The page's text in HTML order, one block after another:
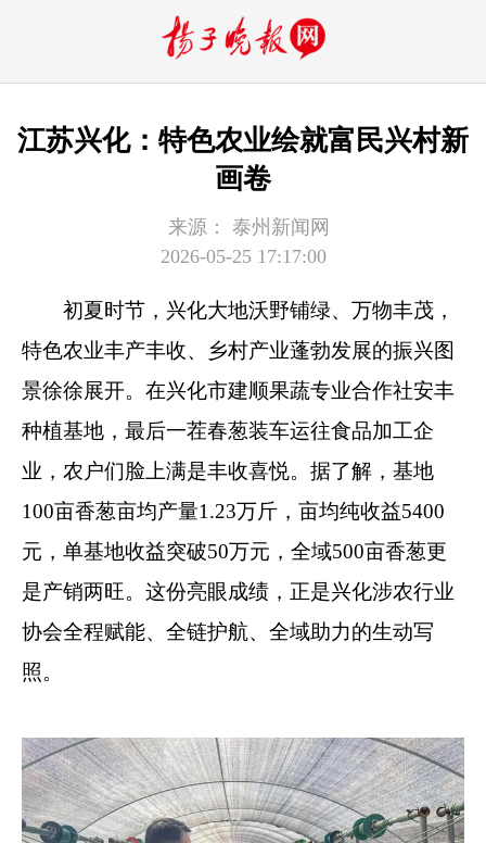
江苏兴化：特色农业绘就富民兴村新
画卷
来源：
泰州新闻网
2026-05-25 17:17:00
初夏时节，兴化大地沃野铺绿、万物丰茂，
特色农业丰产丰收、乡村产业蓬勃发展的振兴图
景徐徐展开。在兴化市建顺果蔬专业合作社安丰
种植基地，最后一茬春葱装车运往食品加工企
业，农户们脸上满是丰收喜悦。据了解，基地
100亩香葱亩均产量1.23万斤，亩均纯收益5400
元，单基地收益突破50万元，全域500亩香葱更
是产销两旺。这份亮眼成绩，正是兴化涉农行业
协会全程赋能、全链护航、全域助力的生动写
照。